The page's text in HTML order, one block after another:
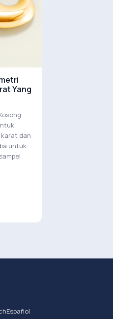
Yang
dan
untuk
Español